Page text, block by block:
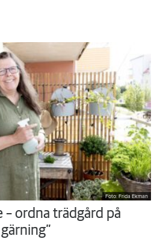
Foto: Frida Ekman
– ordna trädgård på